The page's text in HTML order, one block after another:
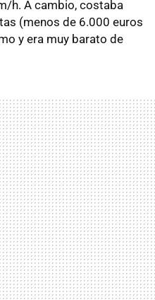
h. A cambio, costaba
(menos de 6.000 euros
y era muy barato de